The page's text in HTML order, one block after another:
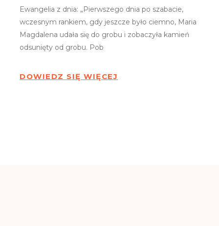
Ewangelia z dnia: „Pierwszego dnia po szabacie,
wczesnym rankiem, gdy jeszcze było ciemno, Maria
Magdalena udała się do grobu i zobaczyła kamień
odsunięty od grobu. Pob
DOWIEDZ SIĘ WIĘCEJ